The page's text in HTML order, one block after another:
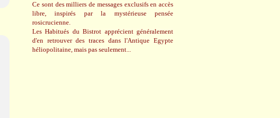
Ce sont des milliers de messages exclusifs en accès
libre, inspirés par la mystérieuse pensée
rosicrucienne.
Les Habitués du Bistrot apprécient généralement
d'en retrouver des traces dans l'Antique Egypte
héliopolitaine, mais pas seulement...